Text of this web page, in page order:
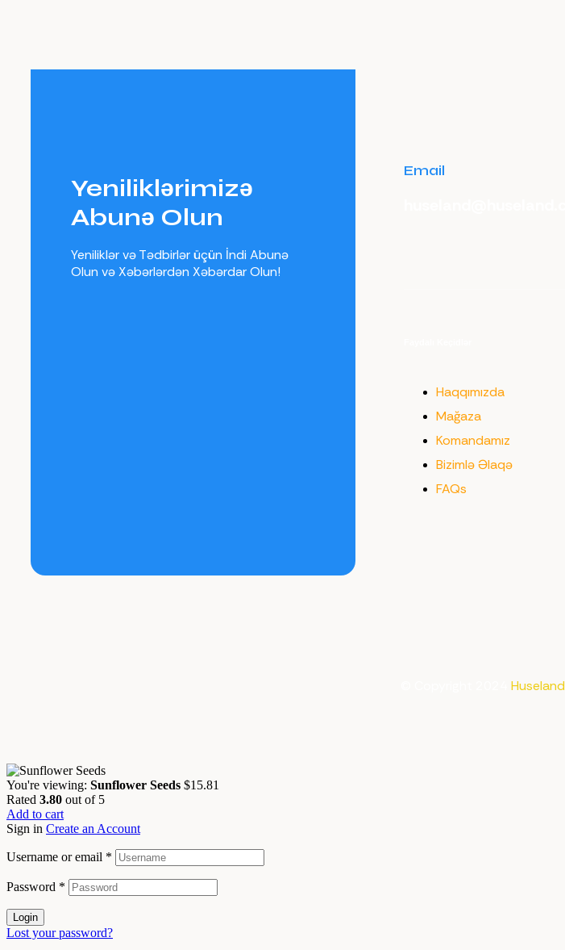
Yeniliklərimizə
Abunə Olun
Yeniliklər və Tədbirlər üçün İndi Abunə
Olun və Xəbərlərdən Xəbərdar Olun!
Email
Haqqımızda
Mağaza
Komandamız
Bizimlə Əlaqə
FAQs
Huseland
You're viewing: Sunflower Seeds $15.81
Rated 3.80 out of 5
Add to cart
Sign in Create an Account
Username or email *
Password *
Login
Lost your password?